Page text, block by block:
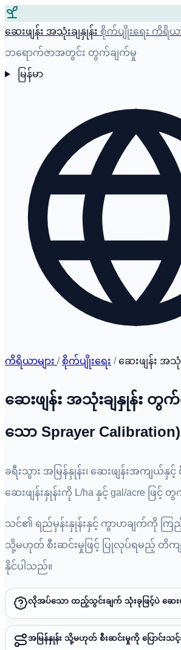
ဆေးဖျန်း အသုံးချနှုန်း စိုက်ပျိုးရေး ကိရိယာ
ဘရောက်ဇာအတွင်း တွက်ချက်မှု
မြန်မာ
ကိရိယာများ / စိုက်ပျိုးရေး / ဆေးဖျန်း အသုံ
ဆေးဖျန်း အသုံးချနှုန်း တွ
သော Sprayer Calibration)
ခရီးသွား အမြန်နှုန်း၊ ဆေးဖျန်းအကျယ်
ဆေးဖျန်းနှုန်းကို L/ha နှင့် gal/acre ဖြင့်
သင်၏ ရည်မှန်းနှုန်းနှင့် ကွာဟချက်ကို ကြည့်ပ
သို့မဟုတ် စီးဆင်းမှုဖြင့် ပြုလုပ်ရမည့် တိက
နိုင်ပါသည်။
လိုအပ်သော ထည့်သွင်းချက် သုံးခုဖြင့်ပဲ ဆေးဖ
အမြန်နှုန်း သို့မဟုတ် စီးဆင်းမှုကို ပြောင်းသ